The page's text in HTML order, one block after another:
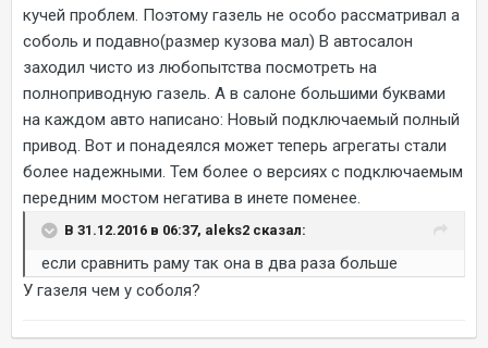
кучей проблем. Поэтому газель не особо рассматривал а
соболь и подавно(размер кузова мал) В автосалон
заходил чисто из любопытства посмотреть на
полноприводную газель. А в салоне большими буквами
на каждом авто написано: Новый подключаемый полный
привод. Вот и понадеялся может теперь агрегаты стали
более надежными. Тем более о версиях с подключаемым
передним мостом негатива в инете поменее.
В 31.12.2016 в 06:37, aleks2 сказал:
если сравнить раму так она в два раза больше
У газеля чем у соболя?